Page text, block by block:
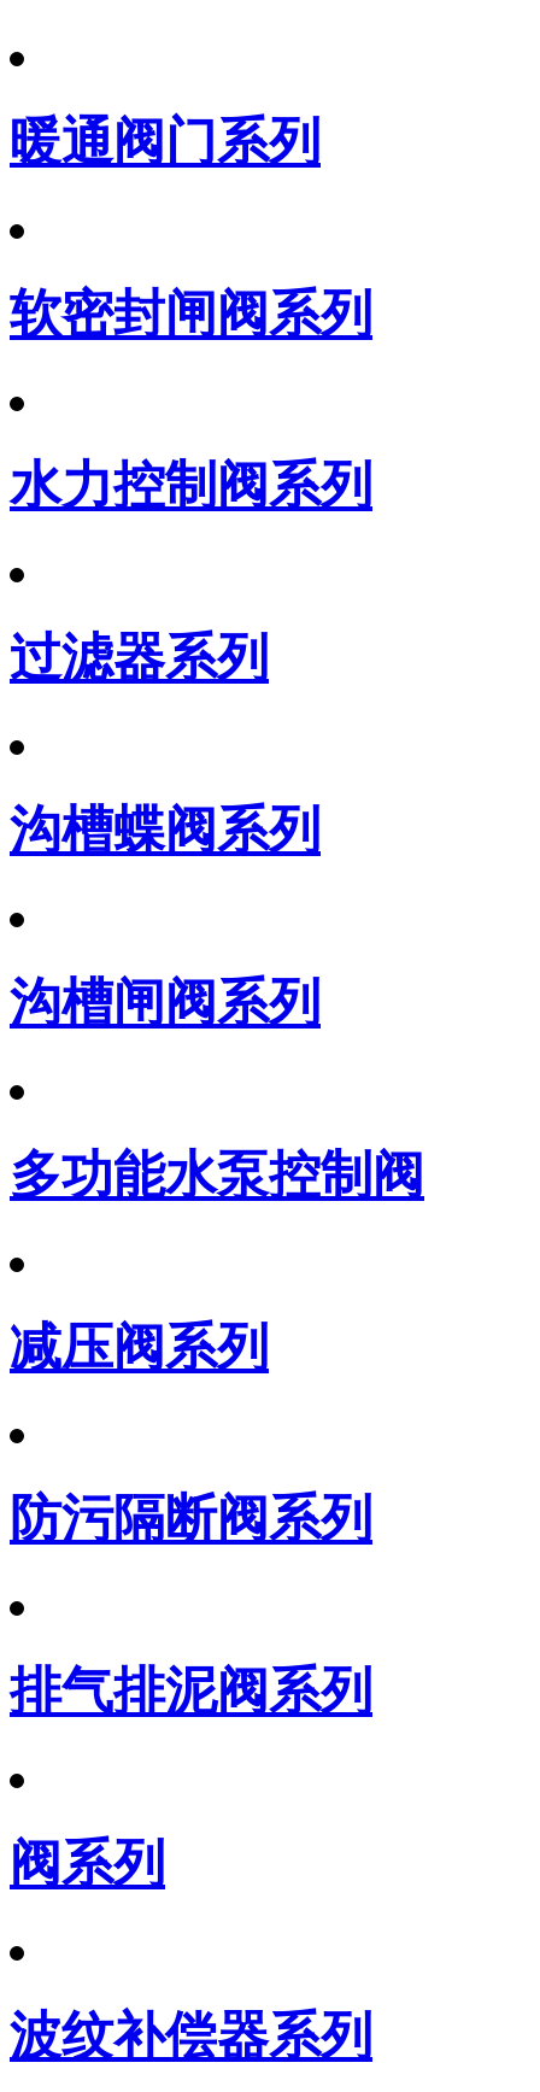
暖通阀门系列
软密封闸阀系列
水力控制阀系列
过滤器系列
沟槽蝶阀系列
沟槽闸阀系列
多功能水泵控制阀
减压阀系列
防污隔断阀系列
排气排泥阀系列
阀系列
波纹补偿器系列